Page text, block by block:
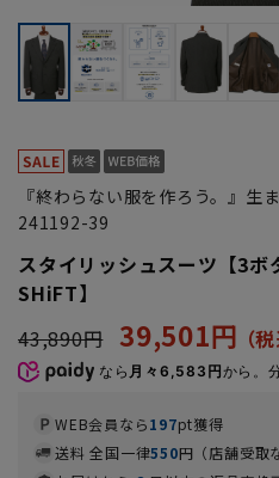
『終わらない服を作ろう。』生
241192-39
スタイリッシュスーツ【3ボ
SHiFT】
43,890円 39,501円
なら 月々6,583円から。
WEB会員なら197pt獲得
送料 全国一律550円（店舗受取